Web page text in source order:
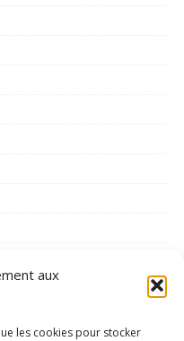
aux
les cookies pour stocker